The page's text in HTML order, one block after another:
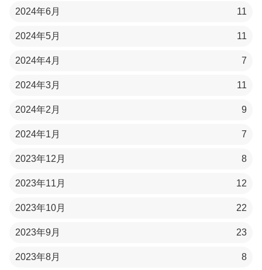
2024年6月 11
2024年5月 11
2024年4月 7
2024年3月 11
2024年2月 9
2024年1月 7
2023年12月 8
2023年11月 12
2023年10月 22
2023年9月 23
2023年8月 8